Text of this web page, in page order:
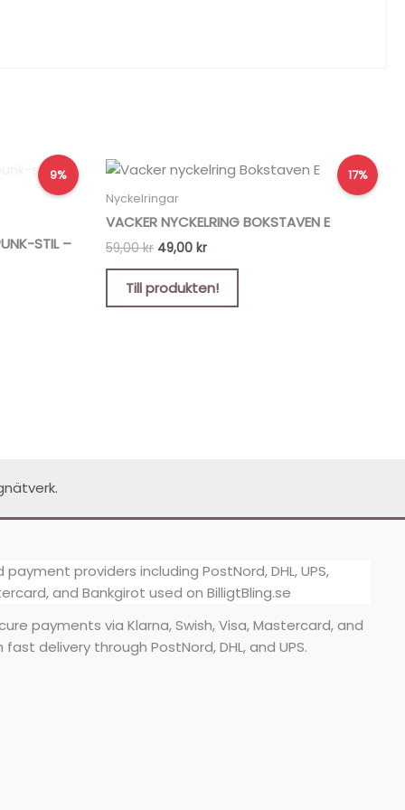
9%
STIL –
17%
Nyckelringar
VACKER NYCKELRING BOKSTAVEN E
59,00kr
Det
ursprungliga
priset
59,00 kr.
49,00 kr
Det
nuvarande
49,00 kr.
Till produkten!
payments via Klarna, Swish, Visa, Mastercard, and
delivery through PostNord, DHL, and UPS.